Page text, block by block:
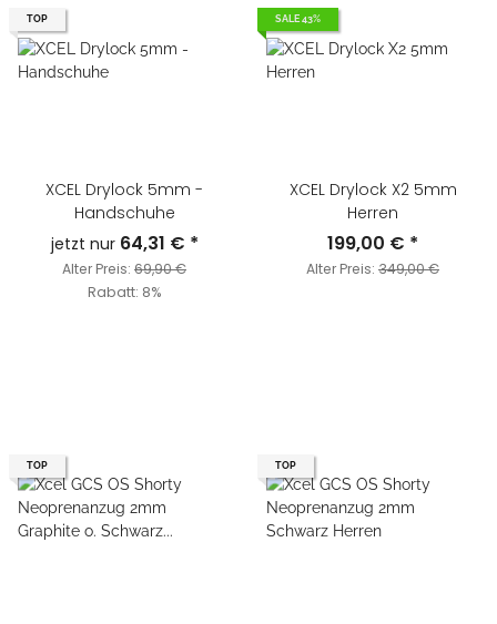
TOP
XCEL Drylock 5mm -
Handschuhe
jetzt nur 64,31 € *
Alter Preis: 69,90 €
Rabatt: 8%
SALE 43%
XCEL Drylock X2 5mm
Herren
199,00 € *
Alter Preis: 349,00 €
TOP TOP